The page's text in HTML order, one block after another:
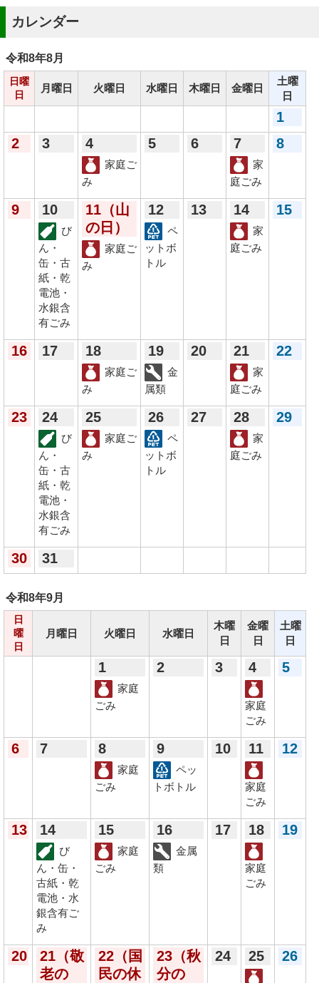
カレンダー
令和8年8月
日曜
日
月曜日 火曜日 水曜日 木曜日 金曜日
土曜
日
1
2
3 4
家庭ご
み
5 6 7
家
庭ごみ
8
9 10
び
ん・
缶・古
紙・乾
電池・
水銀含
有ごみ
11 （山
の日）
家庭ご
み
12
ペ
ットボ
トル
13 14
家
庭ごみ
15
16 17 18
家庭ご
み
19
金
属類
20 21
家
庭ごみ
22
23 24
び
ん・
缶・古
紙・乾
電池・
水銀含
有ごみ
25
家庭ご
み
26
ペ
ットボ
トル
27 28
家
庭ごみ
29
30 31
令和8年9月
日
曜
日
月曜日 火曜日 水曜日
木曜
日
金曜
日
土曜
日
1
家庭
ごみ
2 3 4
家庭
ごみ
5
6 7 8
家庭
ごみ
9
ペッ
トボトル
10 11
家庭
ごみ
12
13 14
び
ん・缶・
古紙・乾
電池・水
銀含有ご
み
15
家庭
ごみ
16
金属
類
17 18
家庭
ごみ
19
20 21 （敬
老の
22 （国
民の休
23 （秋
分の
24 25 26